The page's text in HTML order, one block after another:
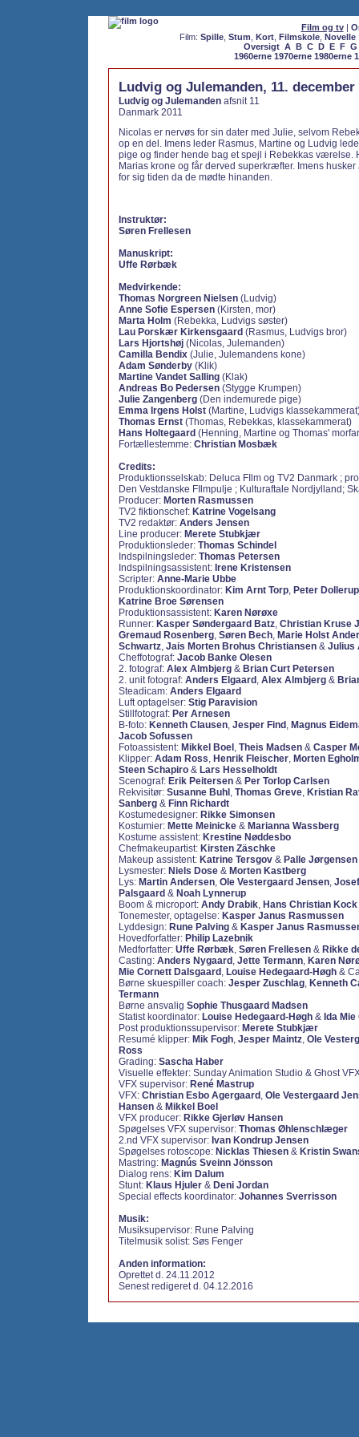
Film og tv|
Film: Spille, Stum Kort, Filmskole, Novelle
Oversigt A B C D E F G
1960erne 1970erne 1980erne
Ludvig og Julemanden, 11. december
Ludvig og Julemanden afsnit 11
Danmark 2011
Nicolas er nervøs for sin dater med Julie, selvom
op en del. Imens leder Rasmus, Martine og Ludvig
pige og finder hende bag et spejl i Rebekkas værelse.
Marias krone og får derved superkræfter. Imens
for sig tiden da de mødte hinanden.
Instruktør:
Søren Frellesen
Manuskript:
Uffe Rørbæk
Medvirkende:
Thomas Norgreen Nielsen (Ludvig)
Anne Sofie Espersen (Kirsten, mor)
Marta Holm (Rebekka, Ludvigs søster)
Lau Porskær Kirkensgaard (Rasmus, Ludvigs bror)
Lars Hjortshøj (Nicolas, Julemanden)
Camilla Bendix (Julie, Julemandens kone)
Adam Sønderby (Klik)
Martine Vandet Salling (Klak)
Andreas Bo Pedersen (Stygge Krumpen)
Julie Zangenberg (Den indemurede pige)
Emma Irgens Holst (Martine, Ludvigs
Thomas Ernst (Thomas, Rebekkas, klassekammerat)
Hans Holtegaard (Henning, Martine og Thomas'
Fortællestemme: Christian Mosbæk
Credits:
Produktionsselskab: Deluca FIlm og TV2 Danmark ;
Den Vestdanske FIlmpulje ; Kulturaftale Nordjylland;
Producer: Morten Rasmussen
TV2 fiktionschef: Katrine Vogelsang
TV2 redaktør: Anders Jensen
Line producer: Merete Stubkjær
Produktionsleder: Thomas Schindel
Indspilningsleder: Thomas Petersen
Indspilningsassistent: Irene Kristensen
Scripter: Anne-Marie Ubbe
Produktionskoordinator: Kim Arnt Torp, Peter Dollerup
Katrine Broe Sørensen
Produktionsassistent: Karen Nørøxe
Runner: Kasper Søndergaard Batz, Christian Kruse
Gremaud Rosenberg, Søren Bech, Marie Holst
Schwartz, Jais Morten Brohus Christiansen & Julius
Cheffotograf: Jacob Banke Olesen
2. fotograf: Alex Almbjerg & Brian Curt Petersen
2. unit fotograf: Anders Elgaard , Alex Almbjerg &
Steadicam: Anders Elgaard
Luft optagelser: Stig Paravision
Stillfotograf: Per Arnesen
B-foto: Kenneth Clausen, Jesper Find , Magnus
Jacob Sofussen
Fotoassistent: Mikkel Boel , Theis Madsen & Casper
Klipper: Adam Ross, Henrik Fleischer, Morten
Steen Schapiro & Lars Hesselholdt
Scenograf: Erik Peitersen & Per Torlop Carlsen
Rekvisitør: Susanne Buhl , Thomas Greve, Kristian
Sanberg & Finn Richardt
Kostumedesigner: Rikke Simonsen
Kostumier: Mette Meinicke & Marianna Wassberg
Kostume assistent: Krestine Nøddesbo
Chefmakeupartist: Kirsten Zäschke
Makeup assistent: Katrine Tersgov & Palle Jørgensen
Lysmester: Niels Dose & Morten Kastberg
Lys: Martin Andersen, Ole Vestergaard Jensen,
Palsgaard & Noah Lynnerup
Boom & microport: Andy Drabik, Hans Christian Kock
Tonemester, optagelse: Kasper Janus Rasmussen
Lyddesign: Rune Palving & Kasper Janus
Hovedforfatter: Philip Lazebnik
Medforfatter: Uffe Rørbæk, Søren Frellesen & Rikke
Casting: Anders Nygaard , Jette Termann, Karen
Mie Cornett Dalsgaard , Louise Hedegaard-Høgh &
Børne skuespiller coach: Jesper Zuschlag, Kenneth
Termann
Børne ansvalig Sophie Thusgaard Madsen
Statist koordinator: Louise Hedegaard-Høgh & Ida
Post produktionssupervisor: Merete Stubkjær
Resumé klipper: Mik Fogh, Jesper Maintz, Ole
Ross
Grading: Sascha Haber
Visuelle effekter: Sunday Animation Studio & Ghost
VFX supervisor: René Mastrup
VFX: Christian Esbo Agergaard , Ole Vestergaard
Hansen & Mikkel Boel
VFX producer: Rikke Gjerløv Hansen
Spøgelses VFX supervisor: Thomas Øhlenschlæger
2.nd VFX supervisor: Ivan Kondrup Jensen
Spøgelses rotoscope: Nicklas Thiesen & Kristin
Mastring: Magnús Sveinn Jönsson
Dialog rens: Kim Dalum
Stunt: Klaus Hjuler & Deni Jordan
Special effects koordinator: Johannes Sverrisson
Musik:
Musiksupervisor: Rune Palving
Titelmusik solist: Søs Fenger
Anden information:
Oprettet d. 24.11.2012
Senest redigeret d. 04.12.2016